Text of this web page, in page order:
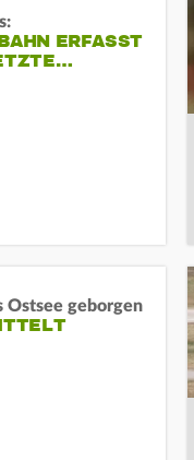
ERFASST
Ostsee geborgen